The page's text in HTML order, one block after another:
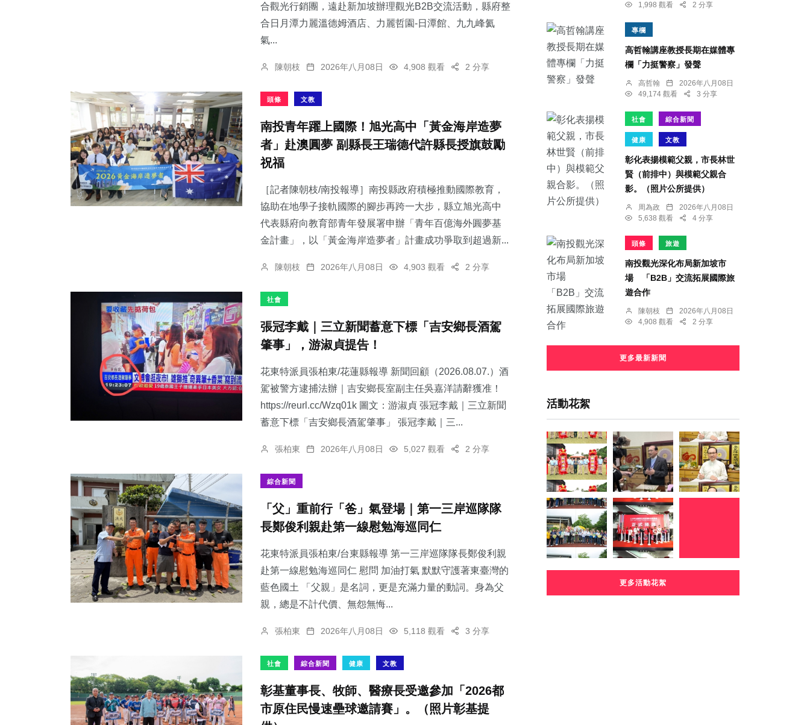
合觀光行銷團，遠赴新加坡辦理觀光B2B交流活動，縣府整
合日月潭力麗溫德姆酒店、力麗哲園-日潭館、九九峰氦
氣...
陳朝枝 2026年八月08日 4,908 觀看 2 分享
頭條 文教
南投青年躍上國際！旭光高中「黃金海岸造夢
者」赴澳圓夢 副縣長王瑞德代許縣長授旗鼓勵
祝福
［記者陳朝枝/南投報導］南投縣政府積極推動國際教育，
協助在地學子接軌國際的腳步再跨一大步，縣立旭光高中
代表縣府向教育部青年發展署申辦「青年百億海外圓夢基
金計畫」，以「黃金海岸造夢者」計畫成功爭取到超過新...
陳朝枝 2026年八月08日 4,903 觀看 2 分享
社會
張冠李戴｜三立新聞蓄意下標「吉安鄉長酒駕
肇事」，游淑貞提告！
花東特派員張柏東/花蓮縣報導 新聞回顧（2026.08.07.）酒
駕被警方逮捕法辦｜吉安鄉長室副主任吳嘉洋請辭獲准！
https://reurl.cc/Wzq01k 圖文：游淑貞 張冠李戴｜三立新聞
蓄意下標「吉安鄉長酒駕肇事」 張冠李戴｜三...
張柏東 2026年八月08日 5,027 觀看 2 分享
綜合新聞
「父」重前行「爸」氣登場｜第一三岸巡隊隊
長鄭俊利親赴第一線慰勉海巡同仁
花東特派員張柏東/台東縣報導 第一三岸巡隊隊長鄭俊利親
赴第一線慰勉海巡同仁 慰問 加油打氣 默默守護著東臺灣的
藍色國土 「父親」是名詞，更是充滿力量的動詞。身為父
親，總是不計代價、無怨無悔...
張柏東 2026年八月08日 5,118 觀看 3 分享
社會 綜合新聞 健康 文教
彰基董事長、牧師、醫療長受邀參加「2026都
市原住民慢速壘球邀請賽」。（照片彰基提
1,998 觀看
2 分享
專欄
高哲翰講座教授長期在媒體專
欄「力挺警察」發聲
高哲翰
2026年八月08日
49,174 觀看
3 分享
社會 綜合新聞
健康 文教
彰化表揚模範父親，市長林世
賢（前排中）與模範父親合
影。（照片公所提供）
周為政
2026年八月08日
5,638 觀看
4 分享
頭條 旅遊
南投觀光深化布局新加坡市
場 「B2B」交流拓展國際旅
遊合作
陳朝枝
2026年八月08日
4,908 觀看
2 分享
更多最新新聞
活動花絮
更多活動花絮